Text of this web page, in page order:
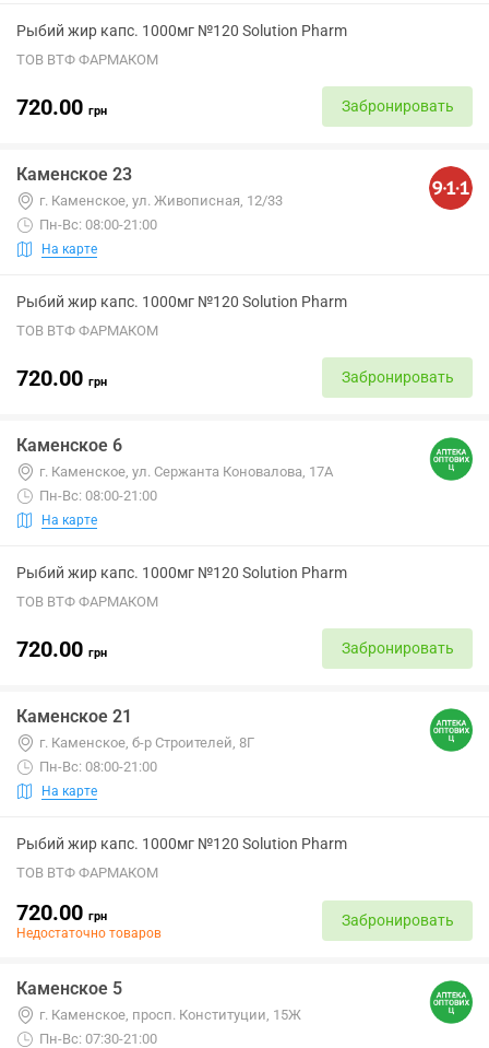
Рыбий жир капс. 1000мг №120 Solution Pharm
ТОВ ВТФ ФАРМАКОМ
720.00 грн Забронировать
Каменское 23
г. Каменское, ул. Живописная, 12/33
Пн-Вс: 08:00-21:00
На карте
Рыбий жир капс. 1000мг №120 Solution Pharm
ТОВ ВТФ ФАРМАКОМ
720.00 грн Забронировать
Каменское 6
г. Каменское, ул. Сержанта Коновалова, 17А
Пн-Вс: 08:00-21:00
На карте
Рыбий жир капс. 1000мг №120 Solution Pharm
ТОВ ВТФ ФАРМАКОМ
720.00 грн Забронировать
Каменское 21
г. Каменское, б-р Строителей, 8Г
Пн-Вс: 08:00-21:00
На карте
Рыбий жир капс. 1000мг №120 Solution Pharm
ТОВ ВТФ ФАРМАКОМ
720.00 грн
Недостаточно товаров
Забронировать
Каменское 5
г. Каменское, просп. Конституции, 15Ж
Пн-Вс: 07:30-21:00